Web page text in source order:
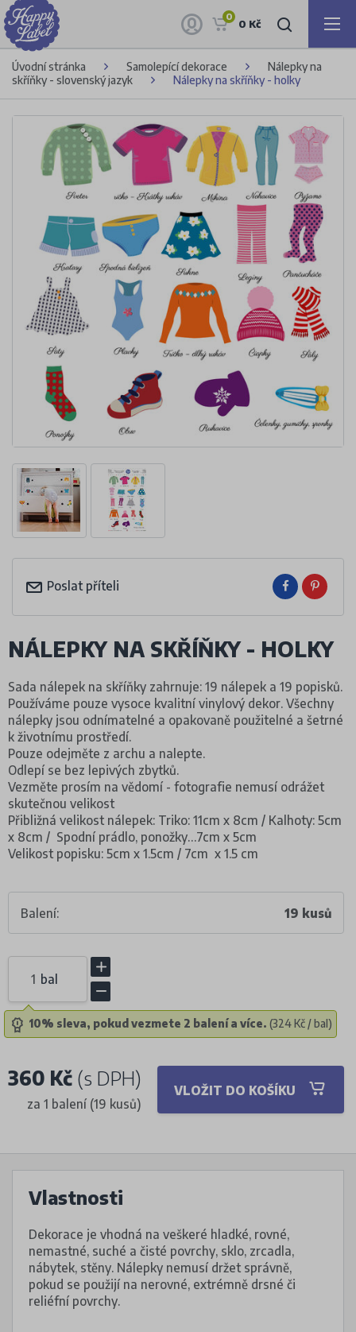
0
0 Kč
Úvodní stránka Samolepící dekorace
Nálepky na
skříňky - slovenský jazyk
Nálepky na skříňky - holky
Poslat příteli
NÁLEPKY NA SKŘÍŇKY - HOLKY
Sada nálepek na skříňky zahrnuje: 19 nálepek a 19 popisků.
Používáme pouze vysoce kvalitní vinylový dekor. Všechny
nálepky jsou odnímatelné a opakovaně použitelné a šetrné
k životnímu prostředí.
Pouze odejměte z archu a nalepte.
Odlepí se bez lepivých zbytků.
Vezměte prosím na vědomí - fotografie nemusí odrážet
skutečnou velikost
Přibližná velikost nálepek: Triko: 11cm x 8cm / Kalhoty: 5cm
x 8cm / Spodní prádlo, ponožky…7cm x 5cm
Velikost popisku: 5cm x 1.5cm / 7cm x 1.5 cm
Balení: 19 kusů
bal
10% sleva, pokud vezmete 2 balení a více. (324 Kč / bal)
360 Kč (s DPH)
za 1 balení (19 kusů)
VLOŽIT DO KOŠÍKU
Vlastnosti
Dekorace je vhodná na veškeré hladké, rovné,
nemastné, suché a čisté povrchy, sklo, zrcadla,
nábytek, stěny. Nálepky nemusí držet správně,
pokud se použijí na nerovné, extrémně drsné či
reliéfní povrchy.